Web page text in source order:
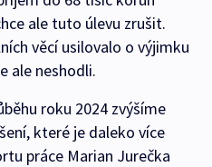
ale tuto úlevu zrušit.
věcí usilovalo o výjimku
ale neshodli.
roku 2024 zvýšíme
které je daleko více
práce Marian Jurečka